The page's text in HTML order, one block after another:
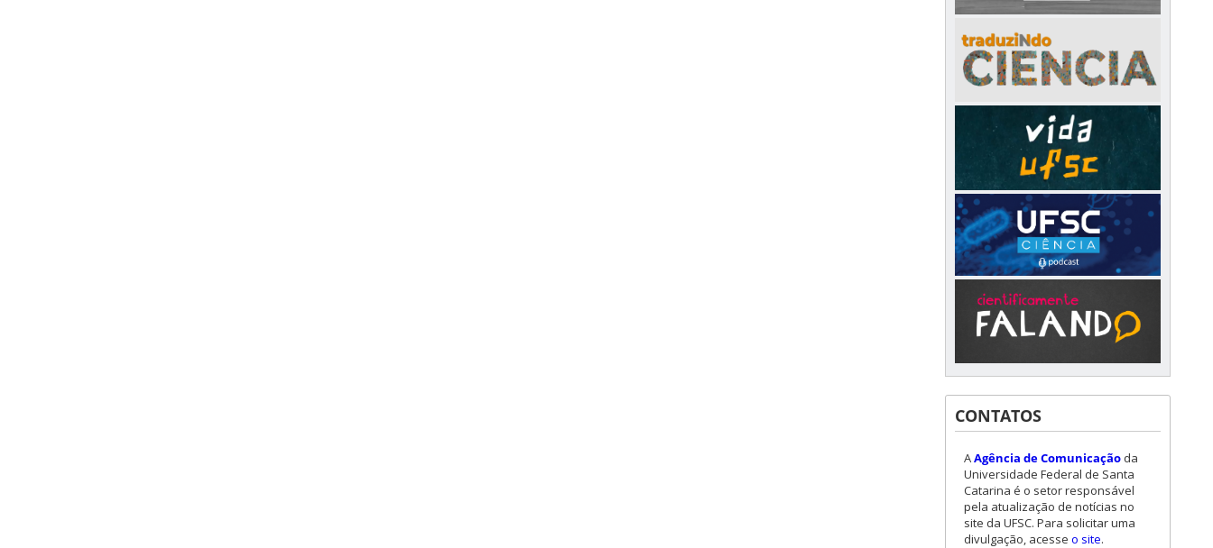
CONTATOS
AAgência de Comunicação da
Universidade Federal de Santa
Catarina é o setor responsável
pela atualização de notícias no
site da UFSC. Para solicitar uma
divulgação, acesse o site.